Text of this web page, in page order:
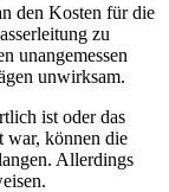
den Kosten für die
zu
unangemessen
unwirksam.
ist oder das
war, können die
Allerdings